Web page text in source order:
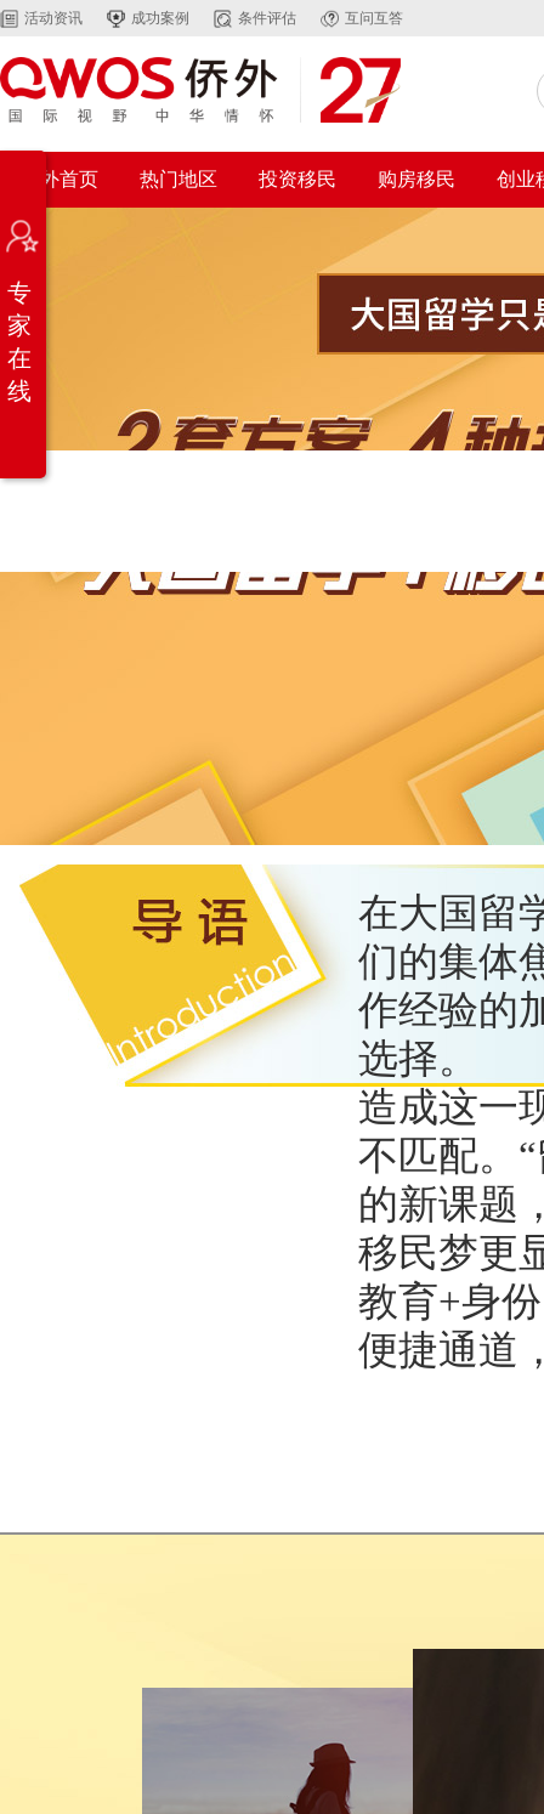
活动资讯 成功案例 条件评估 互问互答
侨外首页 热门地区 投资移民 购房移民 创业
在大国留
们的集体
作经验的
选择。
造成这一
不匹配。
的新课题
移民梦更
教育+身
便捷通道
专
家
在
线